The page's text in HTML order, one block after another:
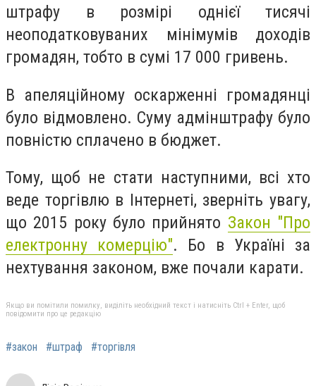
штрафу в розмірі однієї тисячі
неоподатковуваних мінімумів доходів
громадян, тобто в сумі 17 000 гривень.
В апеляційному оскарженні громадянці
було відмовлено. Суму адмінштрафу було
повністю сплачено в бюджет.
Тому, щоб не стати наступними, всі хто
веде торгівлю в Інтернеті, зверніть увагу,
що 2015 року було прийнято Закон "Про
електронну комерцію". Бо в Україні за
нехтування законом, вже почали карати.
Якщо ви помітили помилку, виділіть необхідний текст і натисніть Ctrl + Enter, щоб
повідомити про це редакцію
#закон #штраф #торгівля